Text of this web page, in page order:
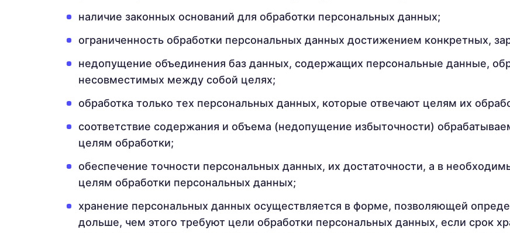
наличие законных оснований для обработки персональных данных;
ограниченность обработки персональных данных достижением конкретных,
недопущение объединения баз данных, содержащих персональные данные,
несовместимых между собой целях;
обработка только тех персональных данных, которые отвечают целям их
соответствие содержания и объема (недопущение избыточности)
целям обработки;
обеспечение точности персональных данных, их достаточности, а в
целям обработки персональных данных;
хранение персональных данных осуществляется в форме, позволяющей
дольше, чем этого требуют цели обработки персональных данных, если срок